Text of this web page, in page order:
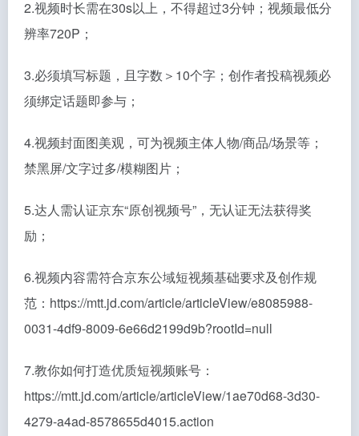
2.视频时长需在30s以上，不得超过3分钟；视频最低分
辨率720P；
3.必须填写标题，且字数＞10个字；创作者投稿视频必
须绑定话题即参与；
4.视频封面图美观，可为视频主体人物/商品/场景等；
禁黑屏/文字过多/模糊图片；
5.达人需认证京东“原创视频号”，无认证无法获得奖
励；
6.视频内容需符合京东公域短视频基础要求及创作规
范：https://mtt.jd.com/article/articleView/e8085988-
0031-4df9-8009-6e66d2199d9b?rootId=null
7.教你如何打造优质短视频账号：
https://mtt.jd.com/article/articleView/1ae70d68-3d30-
4279-a4ad-8578655d4015.action